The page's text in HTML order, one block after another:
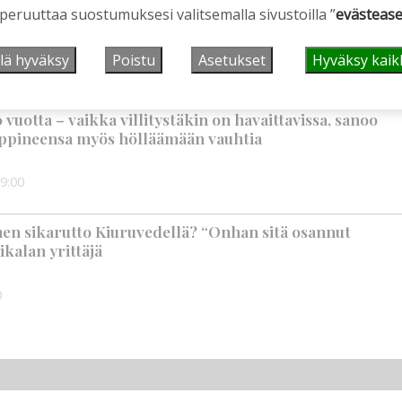
vahvistui – korkotason muutos heijastui
vuotta – vaikka villitystäkin on havaittavissa, sanoo
myös hölläämään vauhtia
sikarutto Kiuruvedellä? “Onhan sitä osannut
yrittäjä
suostumuksesi valitsemalla sivustoilla ”
hyväksy Poistu Asetukset Hyväksy